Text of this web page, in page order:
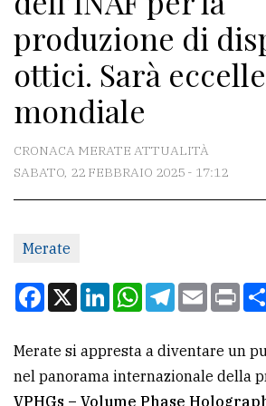
CONTATTI
La
redazione
Per
la
pubblicità
CERCA
Cerca
per
produzione di
ottici. Sarà
mondiale
CRONACA MERATE ATTUALITÀ
SABATO, 22 FEBBRAIO 2025 - 17:12
Merate
Facebook
X LinkedInWhatsApp
Telegram
Email
Merate si appresta a diventare un
nel panorama internazionale della
VPHGs – Volume Phase